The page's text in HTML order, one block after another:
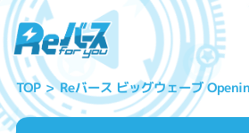
TOP Reバース ビッグウェーブ